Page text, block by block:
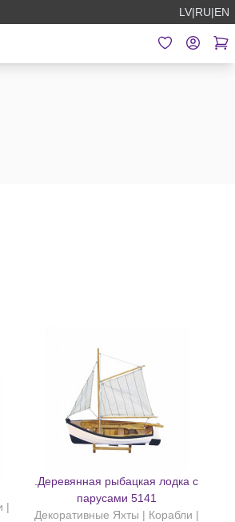
LV|RU|EN
|
.Деревянная рыбацкая лодка с
парусами 5141
Декоративные Яхты | Корабли |